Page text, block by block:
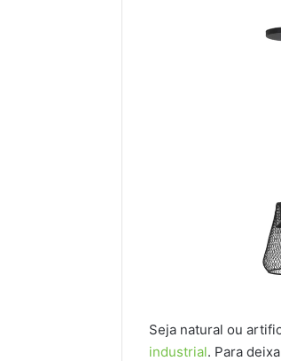
Seja natural ou
industrial. Para